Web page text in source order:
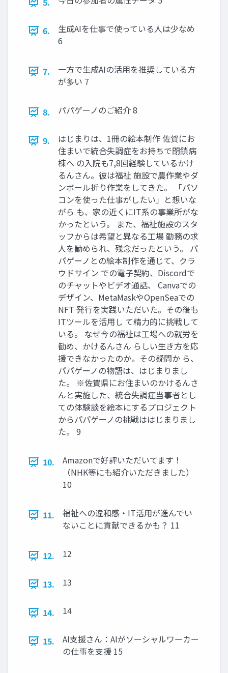
6.
生成AIを仕事で使っている人は少なめ
6
7.
一方で生成AIの活用を推奨している方
が多い 7
8. パパゲーノのご紹介 8
9.
はじまりは、1冊の絵本制作 佐賀にお
住まいで統合失調症をお持ちで閉鎖病
棟へ の入院も7,8回経験しているかけ
るんさん。彼は福祉 施設で農作業やダ
ンボール折り作業をしてきた。 「パソ
コンを使った仕事がしたい」と想いな
がら も、家の近くにIT系の事業所がな
かったという。 また、福祉施設のスタ
ッフからは希望と異なる工場 勤務の求
人を勧められ、残念だったという。 パ
パゲーノとの絵本制作を通じて、クラ
ウドサイン での電子契約、Discordで
のチャットやビデオ通話、 Canvaでの
デザイン、MetaMaskやOpenSeaでの
NFT 発行を実践いただいた。その後も
ITツールを活用し て精力的に挑戦して
いる。 なぜ今の福祉は工場への就労を
勧め、かけるんさん らしい生き方を応
援できなかったのか。その疑問か ら、
パパゲーノの物語は、はじまりまし
た。 ※佐賀県にお住まいのかけるんさ
んと実施した、統合失調症当事者とし
ての体験談を絵本にするプロジェクト
からパパゲーノの挑戦ははじまりまし
た。 9
10.
Amazonで好評いただいてます！
（NHK等にも紹介いただきました）
10
11.
福祉への違和感・IT活用が進んでい
ないことに貢献できるかも？ 11
12. 12
13. 13
14. 14
15.
AI支援さん：AIがソーシャルワーカー
の仕事を支援 15